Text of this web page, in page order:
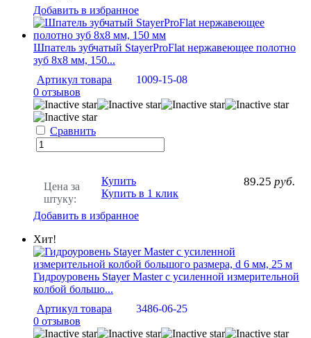
Добавить в избранное
Шпатель зубчатый StayerProFlat нержавеющее полотно
зуб 8х8 мм, 150...
Артикул товара
1009-15-08
0 отзывов
Сравнить
Цена за
штуку:
89.25 руб.
Купить
Купить в 1 клик
Добавить в избранное
Хит!
Гидроуровень Stayer Master с усиленной измерительной
колбой большо...
Артикул товара
3486-06-25
0 отзывов